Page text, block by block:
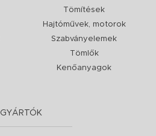
Tömítések
Hajtóművek, motorok
Szabványelemek
Tömlők
Kenőanyagok
GYÁRTÓK